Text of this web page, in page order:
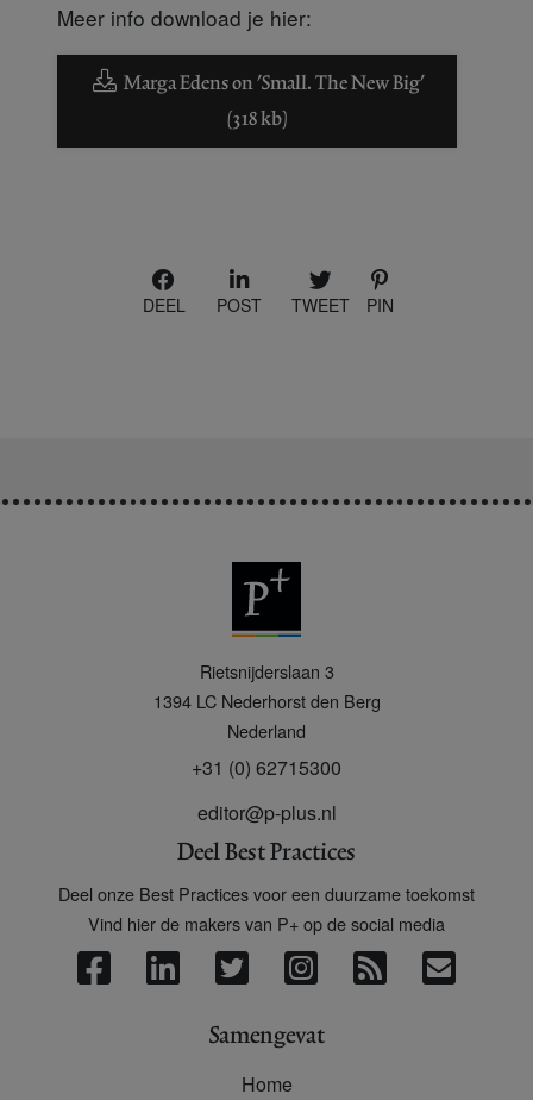
Meer info download je hier:
Marga Edens on 'Small. The New Big'
(318 kb)
DEEL POST TWEET PIN
Rietsnijderslaan 3
1394 LC Nederhorst den Berg
Nederland
+31 (0) 62715300
editor@p-plus.nl
Deel Best Practices
Deel onze Best Practices voor een duurzame toekomst
Vind hier de makers van P+ op de social media
Samengevat
Home